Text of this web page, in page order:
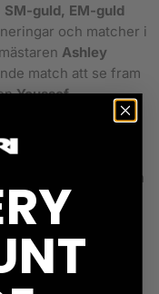
guld, EM-guld
och matcher i
Ashley
match att se fram
Youssef
i
få gå titelmatch
kg. Matchen är en
vinnaren tar bältet
64.5 kg
Championship